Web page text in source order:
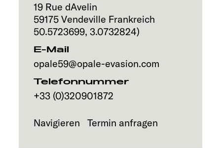
19 Rue dAvelin
59175 Vendeville Frankreich
50.5723699, 3.0732824)
E-Mail
opale59@opale-evasion.com
Telefonnummer
+33 (0)320901872
Navigieren Termin anfragen